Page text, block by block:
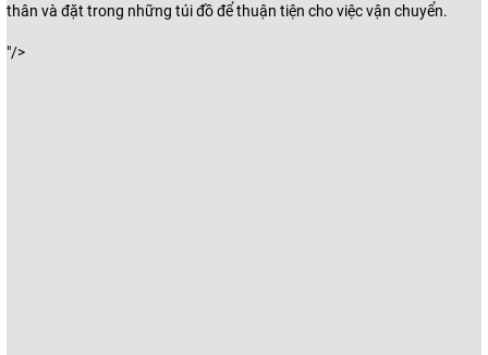
thân và đặt trong những túi đồ để thuận tiện cho việc vận chuyển.
"/>